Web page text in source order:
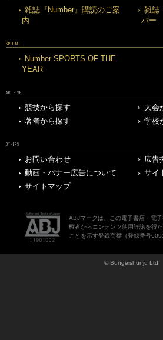
雑誌『Number』購読のご案
内
雑誌
バー
SPECIAL
Number SPORTS OF THE
YEAR
ARCHIVE
競技から探す
大会
著者から探す
学校
OTHERS
お問い合わせ
広告
動画・バナー広告について
サイ
サイトマップ
ABJマークは、この電子書店・電
権者からコンテンツ使用許諾を得
ことを示す登録商標（登録番号
© Bungeishunju Ltd.